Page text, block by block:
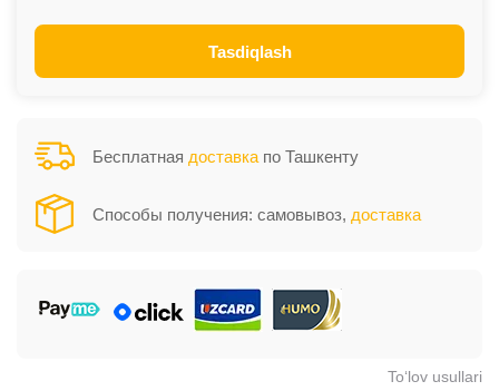
Tasdiqlash
Бесплатная доставка по Ташкенту
Способы получения: самовывоз, доставка
To‘lov usullari